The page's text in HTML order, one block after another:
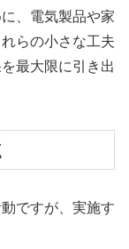
、電気製品や家
らの小さな工夫
最大限に引き出
ですが、実施す